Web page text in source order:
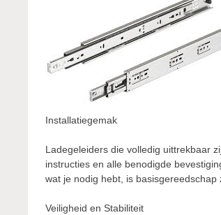
Installatiegemak
Ladegeleiders die volledig uittrekbaar
instructies en alle benodigde
wat je nodig hebt, is
Veiligheid en Stabiliteit